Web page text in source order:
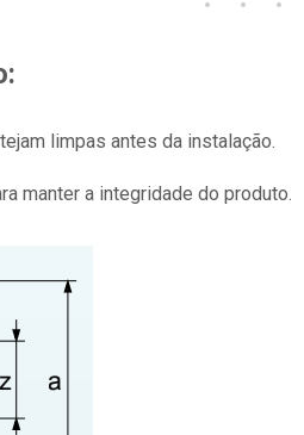
limpas antes da instalação.
manter a integridade do produto.